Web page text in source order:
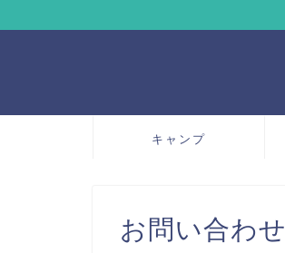
キャンプ
お問い合わせ